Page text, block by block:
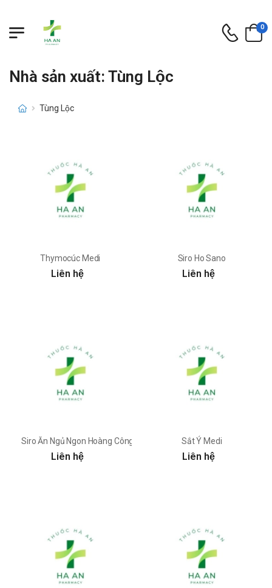
0
Nhà sản xuất: Tùng Lộc
Tùng Lộc
Thymocúc Medi
Liên hệ
Siro Ho Sano
Liên hệ
Siro Ăn Ngủ Ngon Hoàng Công
Liên hệ
Sắt Ý Medi
Liên hệ